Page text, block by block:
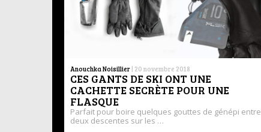
Anouchka Noisillier | 20 novembre 2018
CES GANTS DE SKI ONT UNE
CACHETTE SECRÈTE POUR UNE
FLASQUE
Parfait pour boire quelques gouttes de génépi entre
deux descentes sur les …